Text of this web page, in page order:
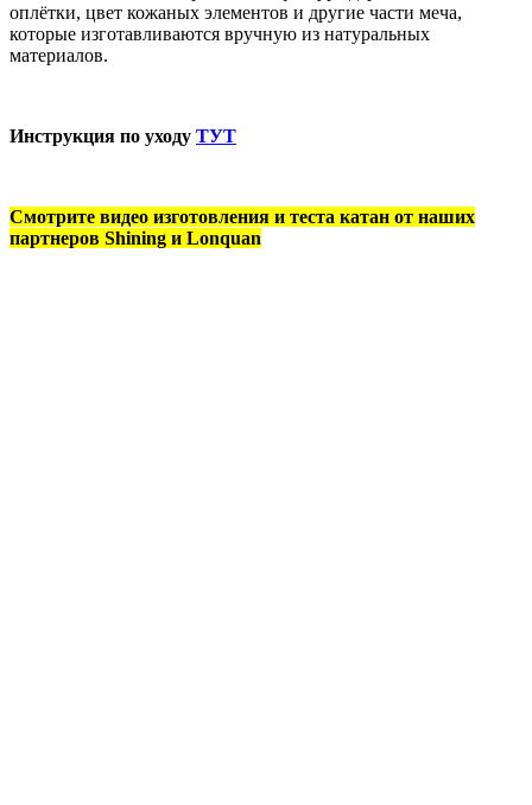
оплётки, цвет кожаных элементов и другие части меча,
которые изготавливаются вручную из натуральных
материалов.
Инструкция по уходу ТУТ
Смотрите видео изготовления и теста катан от наших
партнеров Shining и Lonquan